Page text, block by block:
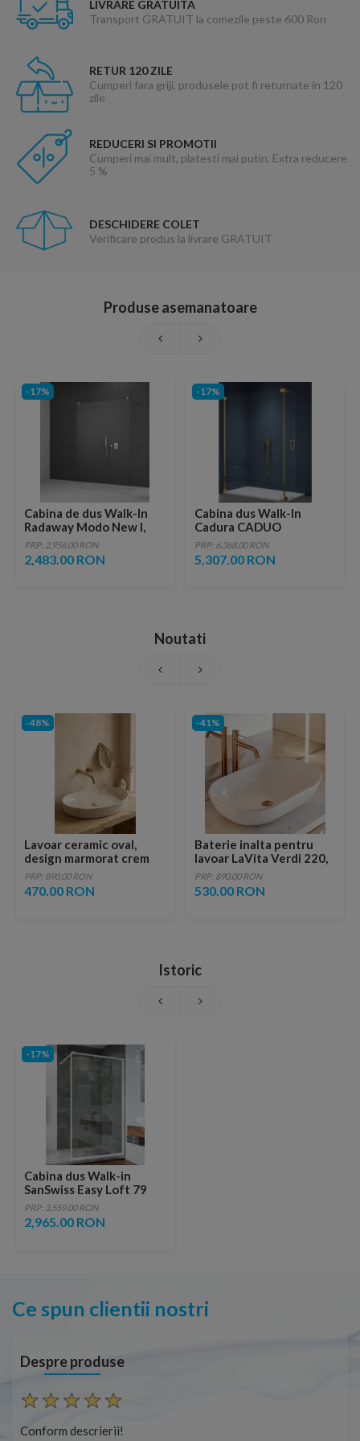
LIVRARE GRATUITA
Transport GRATUIT la comezile peste 600 Ron
RETUR 120 ZILE
Cumperi fara griji, produsele pot fi returnate in 120
zile
REDUCERI SI PROMOTII
Cumperi mai mult, platesti mai putin. Extra reducere
5 %
DESCHIDERE COLET
Verificare produs la livrare GRATUIT
Produse asemanatoare
-17%
Cabina de dus Walk-In
Radaway Modo New I,
150x200 cm, sticla
transparenta
PRP: 2,956.00 RON
2,483.00 RON
-17%
Cabina dus Walk-In
Cadura CADUO
120XH200 cm profil
auriu
PRP: 6,368.00 RON
5,307.00 RON
Noutati
-48%
Lavoar ceramic oval,
design marmorat crem
lucios cu vene aurii,
ventil inclus
PRP: 890.00 RON
470.00 RON
-41%
Baterie inalta pentru
lavoar LaVita Verdi 220,
fara ventil, brushed
copper
PRP: 890.00 RON
530.00 RON
Istoric
-17%
Cabina dus Walk-in
SanSwiss Easy Loft 79
profil alb 120xH200 cm
PRP: 3,559.00 RON
2,965.00 RON
Ce spun clientii nostri
Despre produse
Conform descrierii!